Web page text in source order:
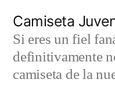
contenido
Camiseta
Si eres un fiel
definitivamente
camiseta de la